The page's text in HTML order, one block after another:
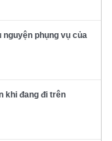
nguyện phụng vụ của
khi đang đi trên